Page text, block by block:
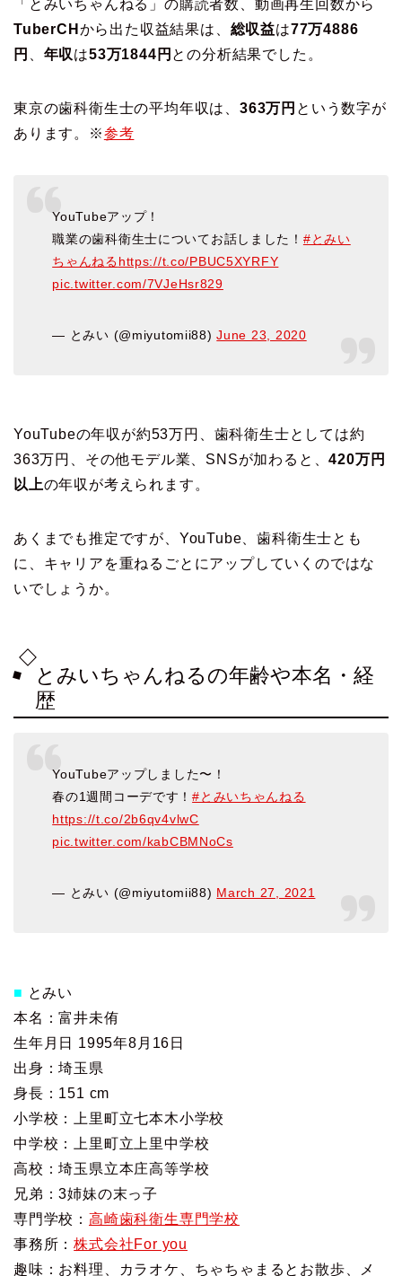
「とみいちゃんねる」の購読者数、動画再生回数から
TuberCH から出た収益結果は、 総収益は77万4886
円
年収は53万1844円 との分析結果でした。
東京の歯科衛生士の平均年収は、 363万円 という数字が
あります。※参考
YouTubeアップ！
職業の歯科衛生士についてお話しました！ #とみい
ちゃんねるhttps://t.co/PBUC5XYRFY
pic.twitter.com/7VJeHsr829
— とみい (@miyutomii88)June 23, 2020
YouTubeの年収が約53万円、歯科衛生士としては約
363万円、その他モデル業、SNSが加わると、420万円
以上の年収が考えられます。
あくまでも推定ですが、YouTube、歯科衛生士とも
に、キャリアを重ねるごとにアップしていくのではな
いでしょうか。
とみいちゃんねるの年齢や本名・経
歴
YouTubeアップしました〜！
春の1週間コーデです！#とみいちゃんねる
https://t.co/2b6qv4vlwC
pic.twitter.com/kabCBMNoCs
— とみい (@miyutomii88) March 27, 2021
■ とみい
本名：富井未侑
生年月日 1995年8月16日
出身：埼玉県
身長：151 cm
小学校：上里町立七本木小学校
中学校：上里町立上里中学校
高校：埼玉県立本庄高等学校
兄弟：3姉妹の末っ子
専門学校： 高崎歯科衛生専門学校
事務所：株式会社For you
趣味：お料理、カラオケ、ちゃちゃまるとお散歩、メ